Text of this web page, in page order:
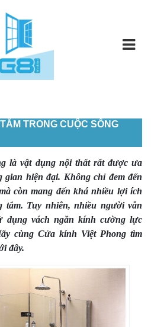
TRONG CUỘC SỐNG
là vật dụng nội thất rất được ưa
gian hiện đại. Không chỉ đem đến
còn mang đến khá nhiều lợi ích
tắm. Tuy nhiên, nhiều người vẫn
dụng vách ngăn kính cường lực
cùng Cửa kính Việt Phong tìm
đây.